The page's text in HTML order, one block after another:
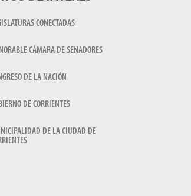
CONECTADAS
CÁMARA DE SENADORES
DE LA NACIÓN
DE CORRIENTES
DE LA CIUDAD DE